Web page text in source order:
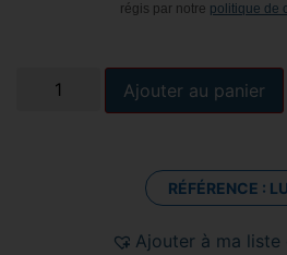
régis par notre politique de
Ajouter au panier
RÉFÉRENCE :
Ajouter à ma liste